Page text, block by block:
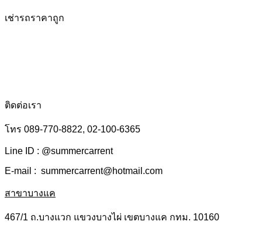
เช่ารถราคาถูก
ติดต่อเรา
โทร 089-770-8822, 02-100-6365
Line ID : @summercarrent
E-mail : summercarrent@hotmail.com
สาขาบางแค
467/1 ถ.บางแวก แขวงบางไผ่ เขตบางแค กทม. 10160